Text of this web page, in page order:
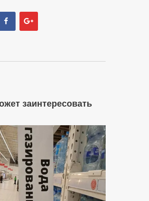
заинтересовать